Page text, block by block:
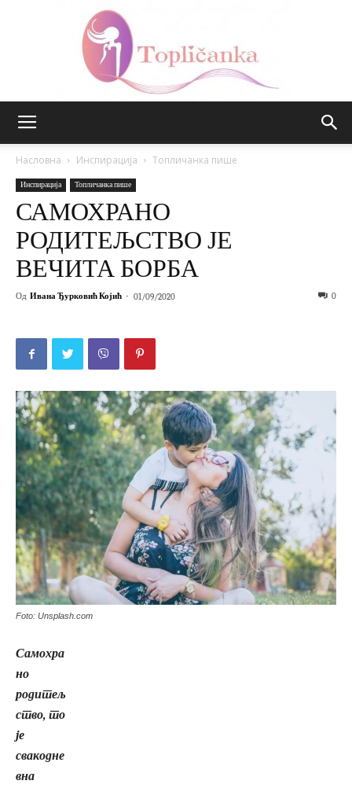
Насловна Инспирација Топличанка пише
Инспирација Топличанка пише
САМОХРАНО
РОДИТЕЉСТВО ЈЕ
ВЕЧИТА БОРБА
Од Ивана Ђурковић Којић - 01/09/2020 0
Foto: Unsplash.com
Самохра
но
родитељ
ство, то
је
свакодне
вна